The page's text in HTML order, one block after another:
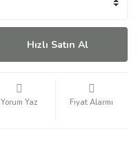
Hızlı Satın Al
Yorum Yaz Fiyat Alarmı